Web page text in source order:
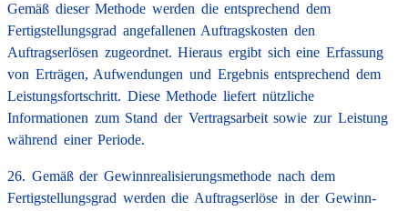
Gemäß dieser Methode werden die entsprechend dem
Fertigstellungsgrad angefallenen Auftragskosten den
Auftragserlösen zugeordnet. Hieraus ergibt sich eine Erfassung
von Erträgen, Aufwendungen und Ergebnis entsprechend dem
Leistungsfortschritt. Diese Methode liefert nützliche
Informationen zum Stand der Vertragsarbeit sowie zur Leistung
während einer Periode.
26. Gemäß der Gewinnrealisierungsmethode nach dem
Fertigstellungsgrad werden die Auftragserlöse in der Gewinn-